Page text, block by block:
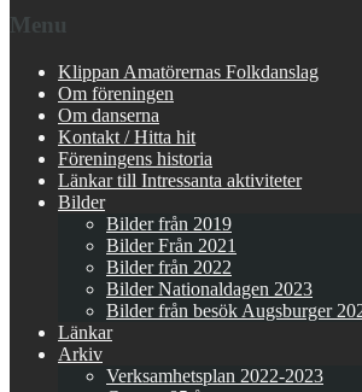
Menu
Klippan Amatörernas Folkdanslag
Om föreningen
Om danserna
Kontakt / Hitta hit
Föreningens historia
Länkar till Intressanta aktiviteter
Bilder
Bilder från 2019
Bilder Från 2021
Bilder från 2022
Bilder Nationaldagen 2023
Bilder från besök Augsburger
Länkar
Arkiv
Verksamhetsplan 2022-2023